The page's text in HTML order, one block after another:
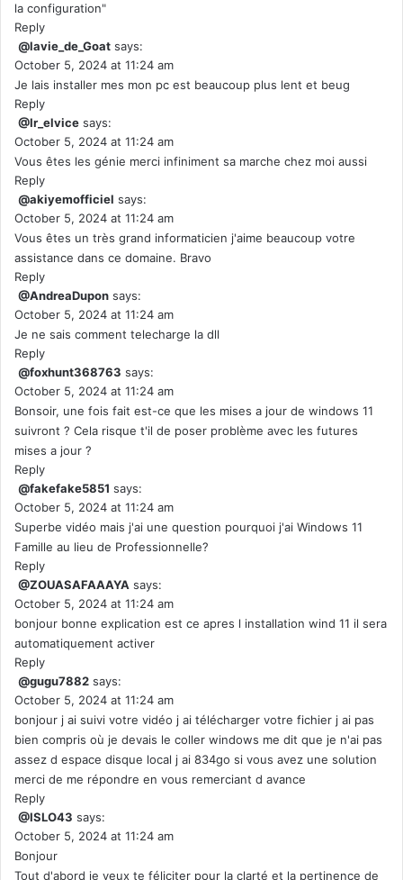
la configuration"
Reply
@lavie_de_Goat says:
October 5, 2024 at 11:24 am
Je lais installer mes mon pc est beaucoup plus lent et beug
Reply
@Ir_elvice says:
October 5, 2024 at 11:24 am
Vous êtes les génie merci infiniment sa marche chez moi aussi
Reply
@akiyemofficiel says:
October 5, 2024 at 11:24 am
Vous êtes un très grand informaticien j'aime beaucoup votre
assistance dans ce domaine. Bravo
Reply
@AndreaDupon says:
October 5, 2024 at 11:24 am
Je ne sais comment telecharge la dll
Reply
@foxhunt368763 says:
October 5, 2024 at 11:24 am
Bonsoir, une fois fait est-ce que les mises a jour de windows 11
suivront ? Cela risque t'il de poser problème avec les futures
mises a jour ?
Reply
@fakefake5851 says:
October 5, 2024 at 11:24 am
Superbe vidéo mais j'ai une question pourquoi j'ai Windows 11
Famille au lieu de Professionnelle?
Reply
@ZOUASAFAAAYA says:
October 5, 2024 at 11:24 am
bonjour bonne explication est ce apres l installation wind 11 il sera
automatiquement activer
Reply
@gugu7882 says:
October 5, 2024 at 11:24 am
bonjour j ai suivi votre vidéo j ai télécharger votre fichier j ai pas
bien compris où je devais le coller windows me dit que je n'ai pas
assez d espace disque local j ai 834go si vous avez une solution
merci de me répondre en vous remerciant d avance
Reply
@ISLO43 says:
October 5, 2024 at 11:24 am
Bonjour
Tout d'abord je veux te féliciter pour la clarté et la pertinence de